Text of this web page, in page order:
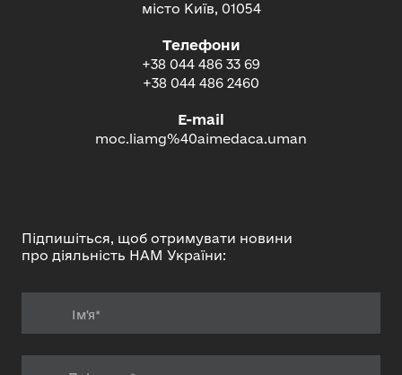
місто Київ, 01054
Телефони
+38 044 486 33 69
+38 044 486 2460
E-mail
moc.liamg%40aimedaca.uman
Підпишіться, щоб отримувати новини
про діяльність НАМ України: